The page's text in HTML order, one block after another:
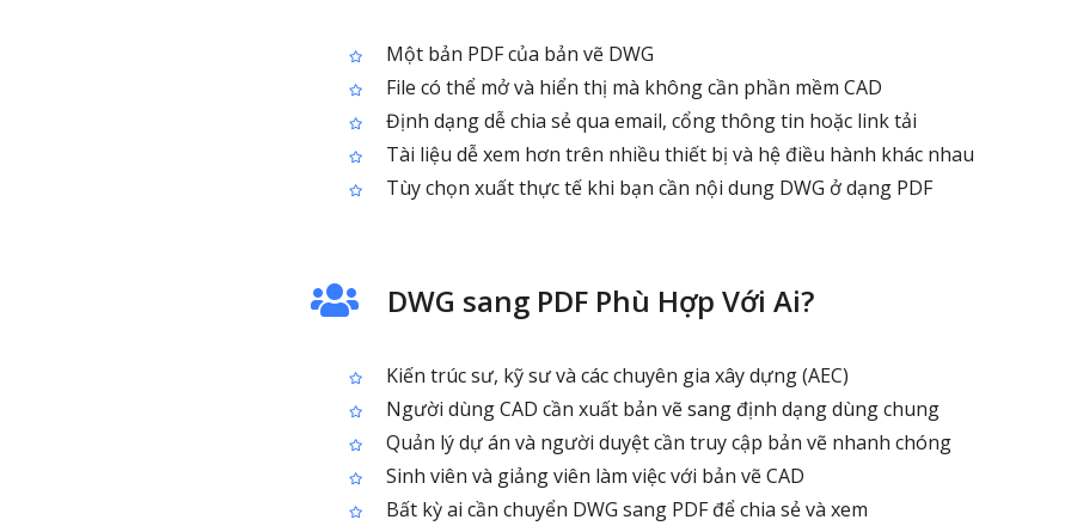
Một bản PDF của bản vẽ DWG
File có thể mở và hiển thị mà không cần phần mềm CAD
Định dạng dễ chia sẻ qua email, cổng thông tin hoặc link tải
Tài liệu dễ xem hơn trên nhiều thiết bị và hệ điều hành khác nhau
Tùy chọn xuất thực tế khi bạn cần nội dung DWG ở dạng PDF
DWG sang PDF Phù Hợp Với Ai?
Kiến trúc sư, kỹ sư và các chuyên gia xây dựng (AEC)
Người dùng CAD cần xuất bản vẽ sang định dạng dùng chung
Quản lý dự án và người duyệt cần truy cập bản vẽ nhanh chóng
Sinh viên và giảng viên làm việc với bản vẽ CAD
Bất kỳ ai cần chuyển DWG sang PDF để chia sẻ và xem